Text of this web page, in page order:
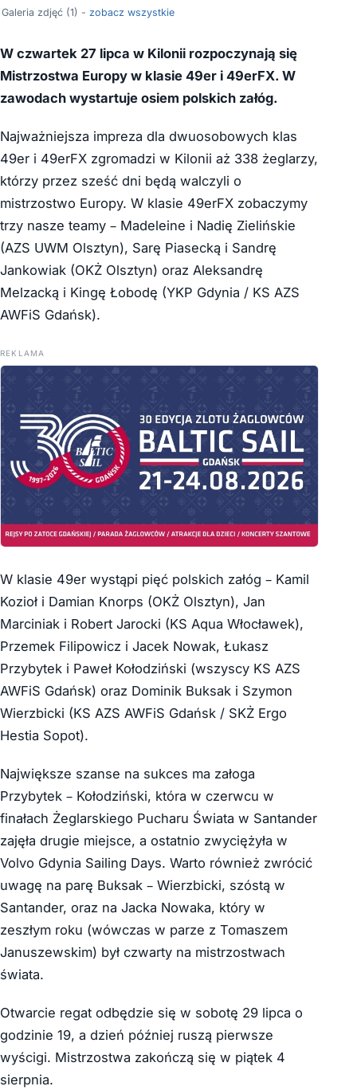
Galeria zdjęć (1) - zobacz wszystkie
W czwartek 27 lipca w Kilonii rozpoczynają się
Mistrzostwa Europy w klasie 49er i 49erFX. W
zawodach wystartuje osiem polskich załóg.
Najważniejsza impreza dla dwuosobowych klas
49er i 49erFX zgromadzi w Kilonii aż 338 żeglarzy,
którzy przez sześć dni będą walczyli o
mistrzostwo Europy. W klasie 49erFX zobaczymy
trzy nasze teamy – Madeleine i Nadię Zielińskie
(AZS UWM Olsztyn), Sarę Piasecką i Sandrę
Jankowiak (OKŻ Olsztyn) oraz Aleksandrę
Melzacką i Kingę Łobodę (YKP Gdynia / KS AZS
AWFiS Gdańsk).
REKLAMA
W klasie 49er wystąpi pięć polskich załóg – Kamil
Kozioł i Damian Knorps (OKŻ Olsztyn), Jan
Marciniak i Robert Jarocki (KS Aqua Włocławek),
Przemek Filipowicz i Jacek Nowak, Łukasz
Przybytek i Paweł Kołodziński (wszyscy KS AZS
AWFiS Gdańsk) oraz Dominik Buksak i Szymon
Wierzbicki (KS AZS AWFiS Gdańsk / SKŻ Ergo
Hestia Sopot).
Największe szanse na sukces ma załoga
Przybytek – Kołodziński, która w czerwcu w
finałach Żeglarskiego Pucharu Świata w Santander
zajęła drugie miejsce, a ostatnio zwyciężyła w
Volvo Gdynia Sailing Days. Warto również zwrócić
uwagę na parę Buksak – Wierzbicki, szóstą w
Santander, oraz na Jacka Nowaka, który w
zeszłym roku (wówczas w parze z Tomaszem
Januszewskim) był czwarty na mistrzostwach
świata.
Otwarcie regat odbędzie się w sobotę 29 lipca o
godzinie 19, a dzień później ruszą pierwsze
wyścigi. Mistrzostwa zakończą się w piątek 4
sierpnia.